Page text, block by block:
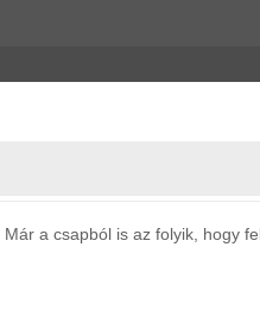
a csapból is az folyik, hogy